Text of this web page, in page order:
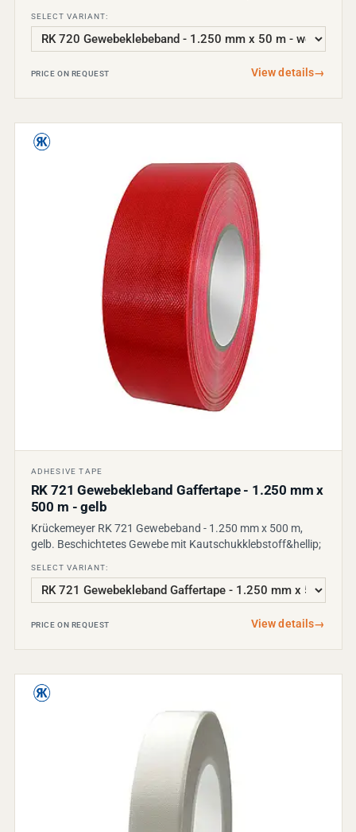
SELECT VARIANT:
PRICE ON REQUEST View details→
ADHESIVE TAPE
RK 721 Gewebekleband Gaffertape - 1.250 mm x
500 m - gelb
Krückemeyer RK 721 Gewebeband - 1.250 mm x 500 m,
gelb. Beschichtetes Gewebe mit Kautschukklebstoff&hellip;
SELECT VARIANT:
PRICE ON REQUEST View details→